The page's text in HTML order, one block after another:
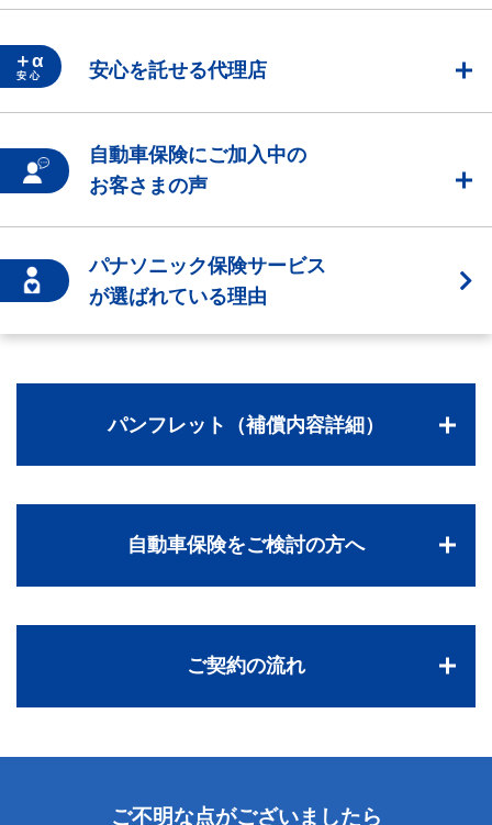
＋α
安 心 安心を託せる代理店
自動車保険にご加入中の
お客さまの声
パナソニック保険サービス
が選ばれている理由
パンフレット（補償内容詳細）
自動車保険をご検討の方へ
ご契約の流れ
ご不明な点がございましたら